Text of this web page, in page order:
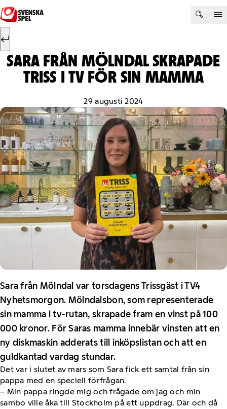
Hoppa till innehåll
Sök efter:
SARA FRÅN MÖLNDAL SKRAPADE
TRISS I TV FÖR SIN MAMMA
29 augusti 2024
Sara från Mölndal var torsdagens Trissgäst i TV4
Nyhetsmorgon. Mölndalsbon, som representerade
sin mamma i tv-rutan, skrapade fram en vinst på 100
000 kronor. För Saras mamma innebär vinsten att en
ny diskmaskin adderats till inköpslistan och att en
guldkantad vardag stundar.
Det var i slutet av mars som Sara fick ett samtal från sin
pappa med en speciell förfrågan.
– Min pappa ringde mig och frågade om jag och min
sambo ville åka till Stockholm på ett uppdrag. Där och då